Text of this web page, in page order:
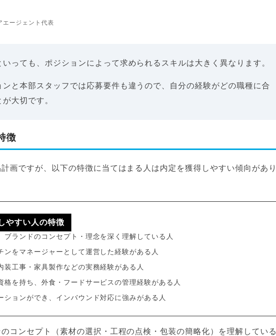
エージェント代表
っても、ポジションによって求められるスキルは大きく異なります。
ンと本部スタッフでは応募要件も違うので、自分の経験がどの職種に合
大切です。
徴
画ですが、以下の特徴に当てはまる人は内定を獲得しやすい傾向があり
やすい人の特徴
ブランドのコンセプト・理念を深く理解している人
ンをマネージャーとして運営した経験がある人
装工事・家具製作などの実務経験がある人
格を持ち、外食・フードサービスの管理経験がある人
ションができ、インバウンド対応に強みがある人
コンセプト（素材の選択・工程の点検・包装の簡略化）を理解している